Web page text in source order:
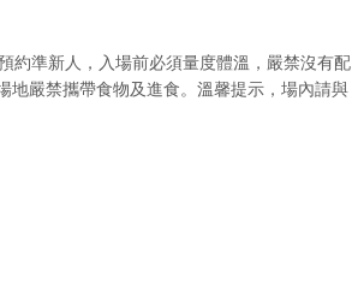
約準新人，入場前必須量度體溫，嚴禁沒有配
地嚴禁攜帶食物及進食。溫馨提示，場內請與